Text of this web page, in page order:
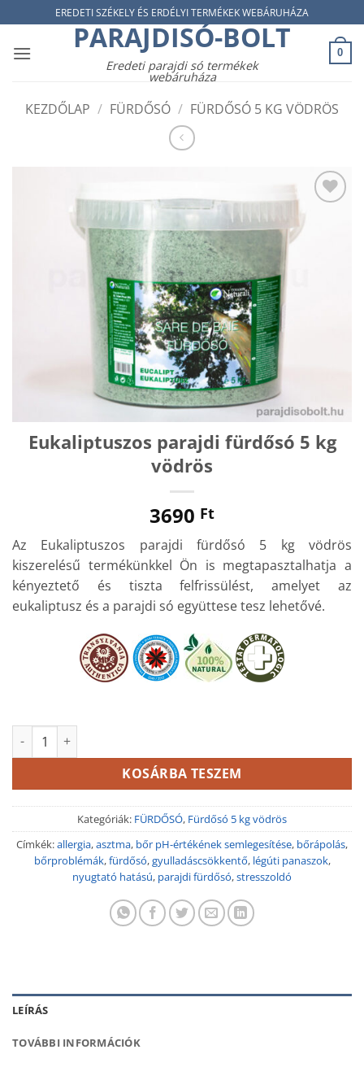
to
content
EREDETI SZÉKELY ÉS ERDÉLYI TERMÉKEK WEBÁRUHÁZA
PARAJDISÓ-BOLT
Eredeti parajdi só termékek
webáruháza
0
KEZDŐLAP / FÜRDŐSÓ / FÜRDŐSÓ 5 KG VÖDRÖS
wishlist
Eukaliptuszos parajdi fürdősó 5 kg
vödrös
3690 Ft
Az Eukaliptuszos parajdi fürdősó 5 kg vödrös
kiszerelésű termékünkkel Ön is megtapasztalhatja a
kényeztető és tiszta felfrissülést, amelyet az
eukaliptusz és a parajdi só együttese tesz lehetővé.
Eukaliptuszos parajdi fürdősó 5 kg vödrös mennyiség
KOSÁRBA TESZEM
Kategóriák: FÜRDŐSÓ, Fürdősó 5 kg vödrös
Címkék:allergia,asztma, bőr pH-értékének semlegesítése, bőrápolás,
bőrproblémák,fürdősó,gyulladáscsökkentő, légúti panaszok,
nyugtató hatású, parajdi fürdősó,stresszoldó
LEÍRÁS
TOVÁBBI INFORMÁCIÓK